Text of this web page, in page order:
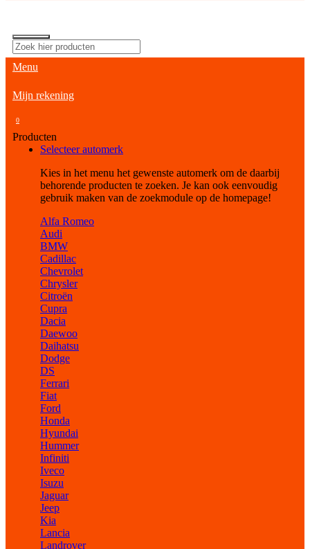
Menu
Mijn rekening
0
Producten
Selecteer automerk
Kies in het menu het gewenste automerk om de daarbij
behorende producten te zoeken. Je kan ook eenvoudig
gebruik maken van de zoekmodule op de homepage!
Alfa Romeo
Audi
BMW
Cadillac
Chevrolet
Chrysler
Citroën
Cupra
Dacia
Daewoo
Daihatsu
Dodge
DS
Ferrari
Fiat
Ford
Honda
Hyundai
Hummer
Infiniti
Iveco
Isuzu
Jaguar
Jeep
Kia
Lancia
Landrover